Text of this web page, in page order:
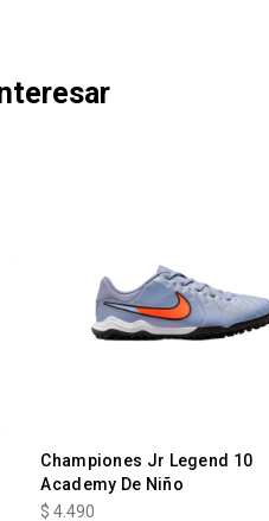
Championes Jr Legend 10
Academy De Niño
$ 4.490